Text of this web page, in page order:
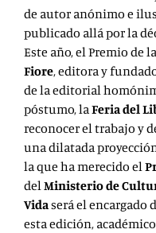
de autor anónimo e
publicado allá por la
Este año, el Premio de
Fiore, editora y
de la editorial
póstumo, laFeria del
reconocer el trabajo y
una dilatada
la que ha merecido el
delMinisterio de
Vidaserá el encargado
esta edición,